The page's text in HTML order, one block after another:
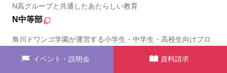
イベント・説明会 資料請求
N高グループと共通したあたらしい教育
N中等部
角川ドワンゴ学園が運営する小学生・中学生・高校生向けプロ
N Code Labo